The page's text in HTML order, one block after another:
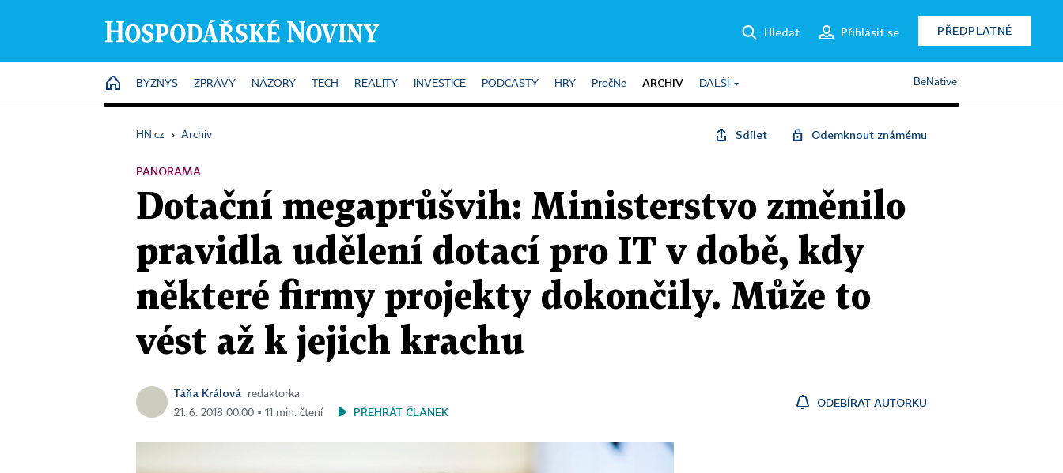
Hledat Přihlásit se PŘEDPLATNÉ
HOME
BYZNYS ZPRÁVY NÁZORY TECH REALITY INVESTICE PODCASTY HRY PročNe ARCHIV DALŠÍ BeNative
HN.cz › Archiv Sdílet Odemknout známému
PANORAMA
Dotační megaprůšvih: Ministerstvo změnilo
pravidla udělení dotací pro IT v době, kdy
některé firmy projekty dokončily. Může to
vést až k jejich krachu
Táňa Králová
redaktorka
21. 6. 2018 00:00 ▪ 11 min. čtení
PŘEHRÁT ČLÁNEK
ODEBÍRAT AUTORKU